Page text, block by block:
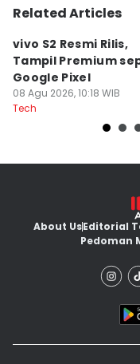
Related Articles
vivo S2 Resmi Rilis,
Tampil Premium
Google Pixel
08 Agu 2026, 10:18 WIB
Tech
About UsEditorial
Pedoman